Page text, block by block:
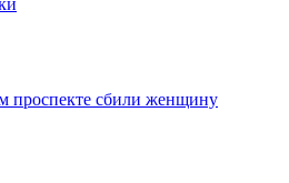
проспекте сбили женщину